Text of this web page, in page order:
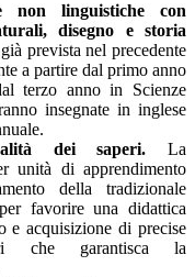
non linguistiche con
disegno e storia
prevista nel precedente
a partire dal primo anno
terzo anno in Scienze
insegnate in inglese
dei saperi. La
unità di apprendimento
della tradizionale
favorire una didattica
e acquisizione di precise
che garantisca la